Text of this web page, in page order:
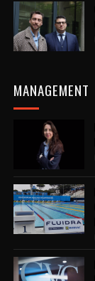
MANAGEMENT